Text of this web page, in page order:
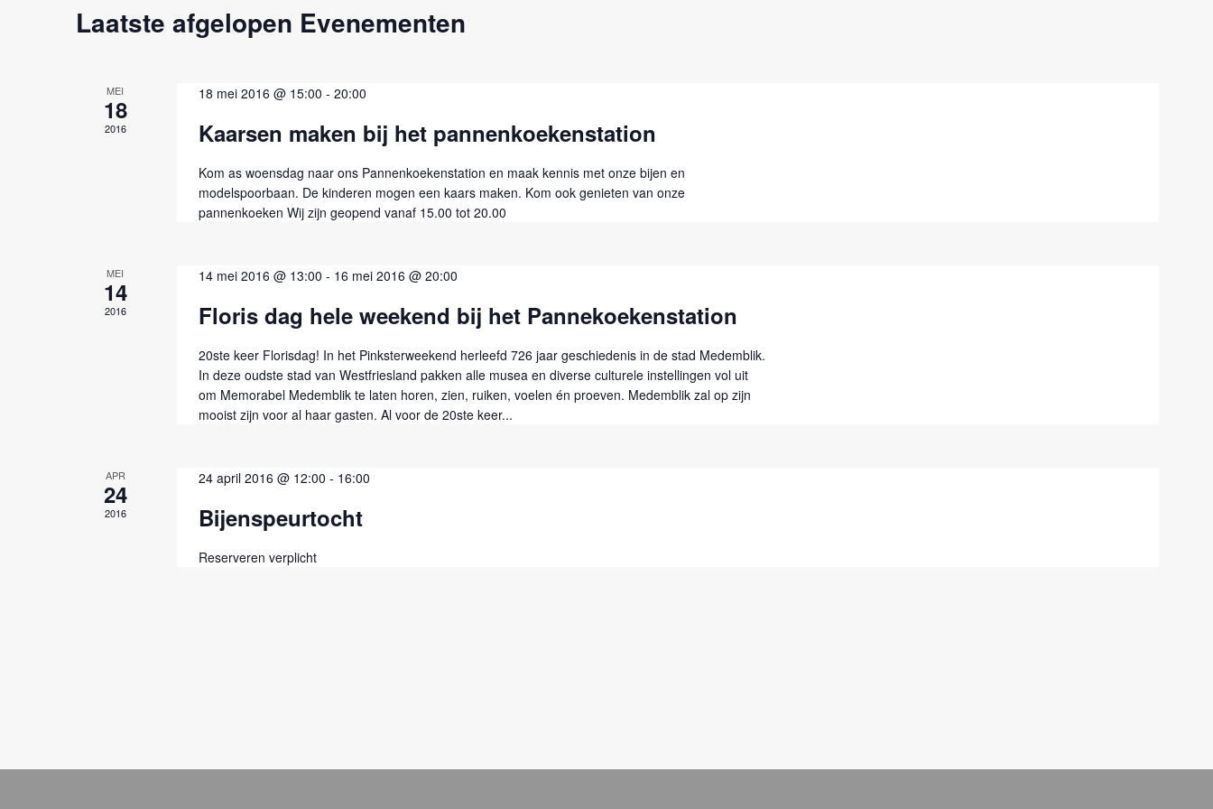
Laatste afgelopen Evenementen
MEI
18
2016
18 mei 2016 @ 15:00 - 20:00
Kaarsen maken bij het pannenkoekenstation
Kom as woensdag naar ons Pannenkoekenstation en maak kennis met onze bijen en
modelspoorbaan. De kinderen mogen een kaars maken. Kom ook genieten van onze
pannenkoeken Wij zijn geopend vanaf 15.00 tot 20.00
MEI
14
2016
14 mei 2016 @ 13:00 - 16 mei 2016 @ 20:00
Floris dag hele weekend bij het Pannekoekenstation
20ste keer Florisdag! In het Pinksterweekend herleefd 726 jaar geschiedenis in de stad Medemblik.
In deze oudste stad van Westfriesland pakken alle musea en diverse culturele instellingen vol uit
om Memorabel Medemblik te laten horen, zien, ruiken, voelen én proeven. Medemblik zal op zijn
mooist zijn voor al haar gasten. Al voor de 20ste keer...
APR
24
2016
24 april 2016 @ 12:00 - 16:00
Bijenspeurtocht
Reserveren verplicht